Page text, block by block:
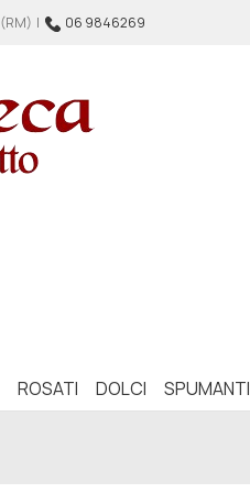
| 06 9846269
ROSATI DOLCI SPUMANTI